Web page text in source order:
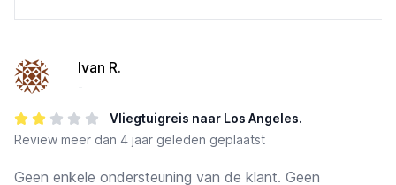
Ivan R.
Vliegtuigreis naar Los Angeles.
Review meer dan 4 jaar geleden geplaatst
Geen enkele ondersteuning van de klant. Geen